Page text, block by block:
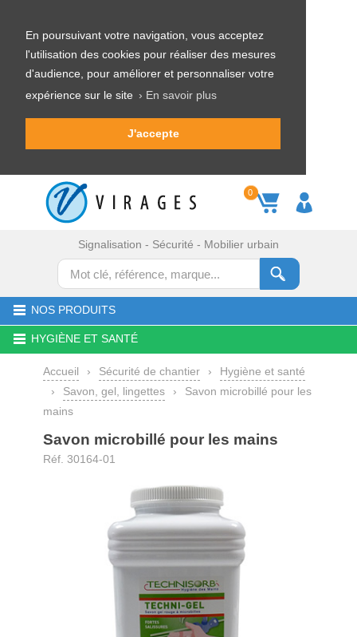
En poursuivant votre navigation, vous acceptez
l'utilisation des cookies pour réaliser des mesures
d'audience, pour améliorer et personnaliser votre
expérience sur le site › En savoir plus
J'accepte
0
Signalisation - Sécurité - Mobilier urbain
NOS PRODUITS
HYGIÈNE ET SANTÉ
Accueil › Sécurité de chantier ›
Hygiène et santé
›
Savon, gel, lingettes ›
Savon microbillé pour les
mains
Savon microbillé pour les mains
Réf. 30164-01